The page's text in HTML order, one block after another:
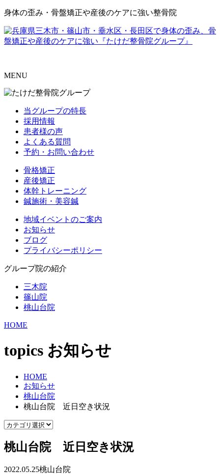
身体の歪み・骨盤矯正や産後のケアに強い整骨院
MENU
当グループの特長
採用情報
患者様の声
よくある質問
予約・お問い合わせ
骨格矯正
産後矯正
体幹トレーニング
鍼施術・美容鍼
地域イベントのご案内
お知らせ
ブログ
プライバシーポリシー
グループ院の紹介
三木院
篠山院
桃山台院
HOME
topics お知らせ
HOME
お知らせ
桃山台院
桃山台院 近日空き状況
桃山台院 近日空き状況
2022.05.25桃山台院